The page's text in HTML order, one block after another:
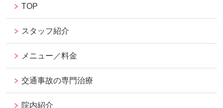
TOP
スタッフ紹介
メニュー／料金
交通事故の専門治療
院内紹介